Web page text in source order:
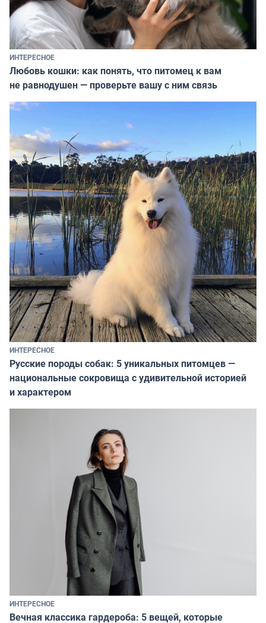
ИНТЕРЕСНОЕ
Любовь кошки: как понять, что питомец к вам
не равнодушен — проверьте вашу с ним связь
ИНТЕРЕСНОЕ
Русские породы собак: 5 уникальных питомцев —
национальные сокровища с удивительной историей
и характером
ИНТЕРЕСНОЕ
Вечная классика гардероба: 5 вещей, которые